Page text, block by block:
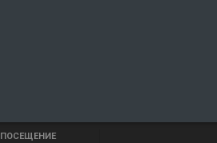
ПОСЕЩЕНИЕ